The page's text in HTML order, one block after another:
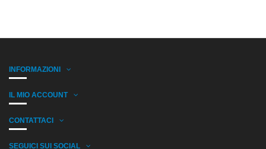
INFORMAZIONI
IL MIO ACCOUNT
CONTATTACI
SEGUICI SUI SOCIAL